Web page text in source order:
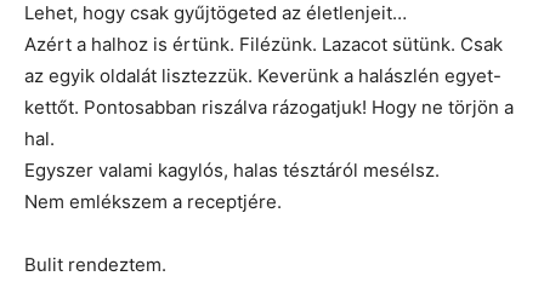
Lehet, hogy csak gyűjtögeted az életlenjeit…
Azért a halhoz is értünk. Filézünk. Lazacot sütünk. Csak
az egyik oldalát lisztezzük. Keverünk a halászlén egyet-
kettőt. Pontosabban riszálva rázogatjuk! Hogy ne törjön a
hal.
Egyszer valami kagylós, halas tésztáról mesélsz.
Nem emlékszem a receptjére.
Bulit rendeztem.